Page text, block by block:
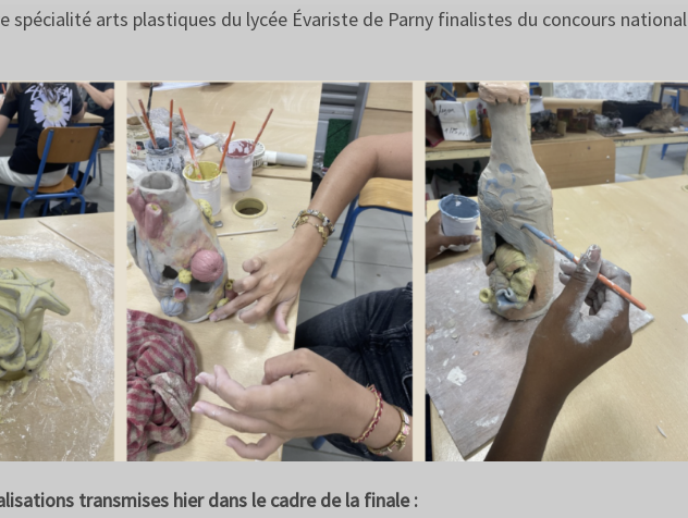
spécialité arts plastiques du lycée Évariste de Parny finalistes du concours national
transmises hier dans le cadre de la finale :